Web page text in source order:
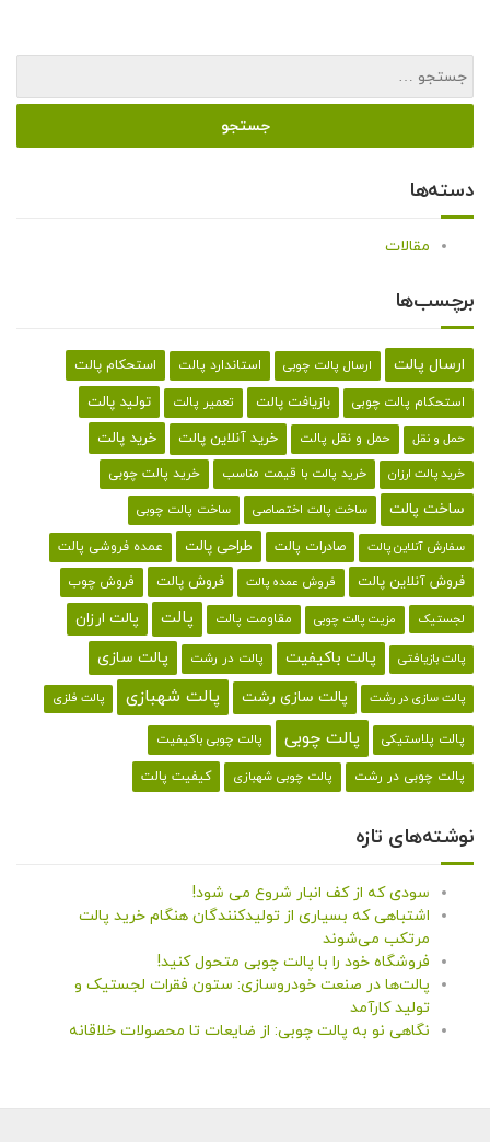
دسته‌ها
مقالات
برچسب‌ها
ارسال پالت ارسال پالت چوبی استاندارد پالت استحکام پالت
استحکام پالت چوبی بازیافت پالت تعمیر پالت تولید پالت
حمل و نقل حمل و نقل پالت خرید آنلاین پالت خرید پالت
خرید پالت ارزان خرید پالت با قیمت مناسب خرید پالت چوبی
ساخت پالت ساخت پالت اختصاصی ساخت پالت چوبی
سفارش آنلاین پالت صادرات پالت طراحی پالت عمده فروشی پالت
فروش آنلاین پالت فروش عمده پالت فروش پالت فروش چوب
لجستیک مزیت پالت چوبی مقاومت پالت پالت پالت ارزان
پالت بازیافتی پالت باکیفیت پالت در رشت پالت سازی
پالت سازی در رشت پالت سازی رشت پالت شهبازی پالت فلزی
پالت پلاستیکی پالت چوبی پالت چوبی باکیفیت
پالت چوبی در رشت پالت چوبی شهبازی کیفیت پالت
نوشته‌های تازه
سودی که از کف انبار شروع می شود!
اشتباهی که بسیاری از تولیدکنندگان هنگام خرید پالت
مرتکب می‌شوند
فروشگاه خود را با پالت چوبی متحول کنید!
پالت‌ها در صنعت خودروسازی: ستون فقرات لجستیک و
تولید کارآمد
نگاهی نو به پالت چوبی: از ضایعات تا محصولات خلاقانه